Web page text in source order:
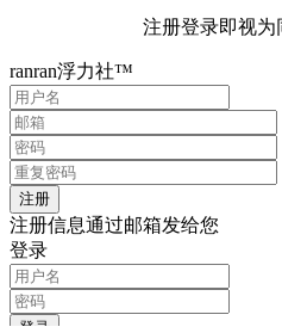
注册登录即视为
ranran浮力社™
注册信息通过邮箱发给您
登录